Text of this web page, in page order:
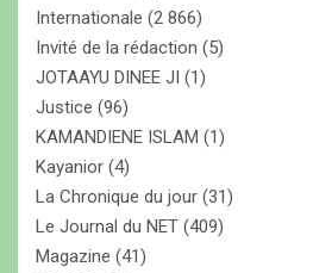
Internationale (2 866)
Invité de la rédaction (5)
JOTAAYU DINEE JI (1)
Justice (96)
KAMANDIENE ISLAM (1)
Kayanior (4)
La Chronique du jour (31)
Le Journal du NET (409)
Magazine (41)